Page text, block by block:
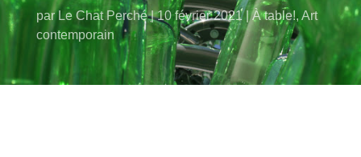
parLe Chat Perché 10 février 2021 À table!, Art
contemporain